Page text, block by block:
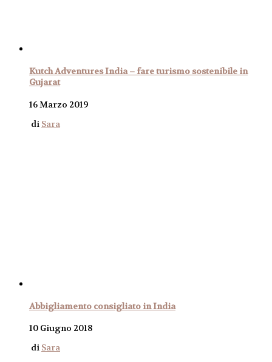
Kutch Adventures India – fare turismo sostenibile in
Gujarat
16 Marzo 2019
di Sara
Abbigliamento consigliato in India
10 Giugno 2018
di Sara